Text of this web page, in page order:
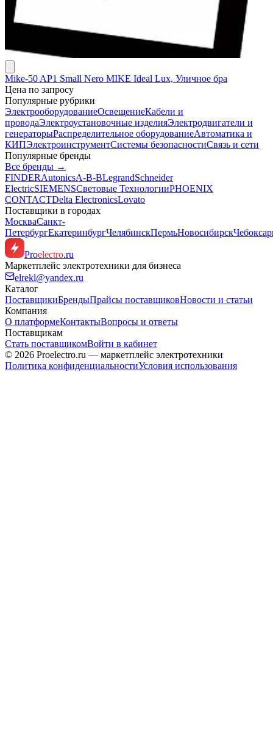
Mike-50 AP1 Small Nero MIKE Ideal Lux, Уличное бра
Цена по запросу
Популярные рубрики
ЭлектрооборудованиеОсвещениеКабели и
проводаЭлектроустановочные изделияЭлектродвигатели и
генераторыРаспределительное оборудованиеАвтоматика и
КИПЭлектроинструментСистемы безопасностиСвязь и сети
Популярные бренды
Все бренды →
FINDERAutonicsA-B-BLegrandSchneider
ElectricSIEMENSСветовые ТехнологииPHOENIX
CONTACTDelta ElectronicsLovato
Поставщики в городах
МоскваСанкт-
ПетербургЕкатеринбургЧелябинскПермьНовосибирск
Proelectro.ru
Маркетплейс электротехники для бизнеса
elrekl@yandex.ru
Каталог
ПоставщикиБрендыПрайсы поставщиковНовости и статьи
Компания
О платформеКонтактыВопросы и ответы
Поставщикам
Стать поставщикомВойти в кабинет
© 2026 Proelectro.ru — маркетплейс электротехники
Политика конфиденциальностиУсловия использования